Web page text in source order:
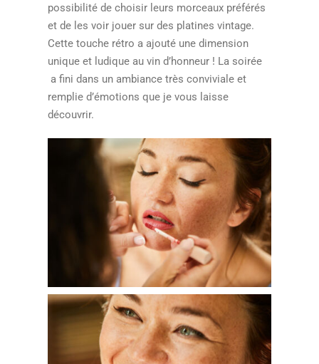
possibilité de choisir leurs morceaux préférés
et de les voir jouer sur des platines vintage.
Cette touche rétro a ajouté une dimension
unique et ludique au vin d’honneur ! La soirée
a fini dans un ambiance très conviviale et
remplie d’émotions que je vous laisse
découvrir.